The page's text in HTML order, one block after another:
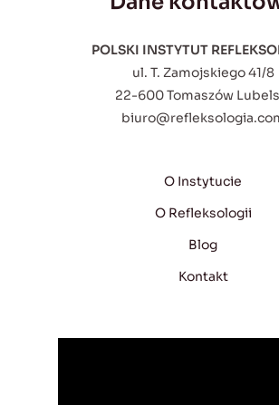
POLSKI INSTYTUT
ul. T. Zamojskiego 41/8
22-600 Tomaszów
O Instytucie
O Refleksologii
Blog
Kontakt